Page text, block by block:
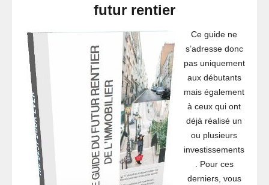
futur rentier
Ce guide ne
s’adresse donc
pas uniquement
aux débutants
mais également
à ceux qui ont
déjà réalisé un
ou plusieurs
investissements
. Pour ces
derniers, vous